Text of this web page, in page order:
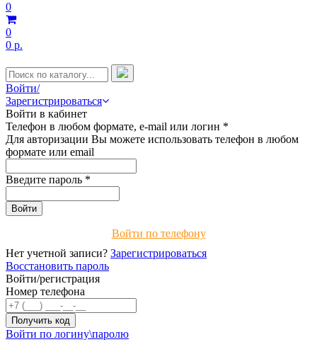
0
0
0 р.
Войти/
Зарегистрироваться
Войти в кабинет
Телефон в любом формате, e-mail или логин *
Для авторизации Вы можете использовать телефон в любом
формате или email
Введите пароль *
Войти по телефону
Нет учетной записи? Зарегистрироваться
Восстановить пароль
Войти/регистрация
Номер телефона
Войти по логину\паролю